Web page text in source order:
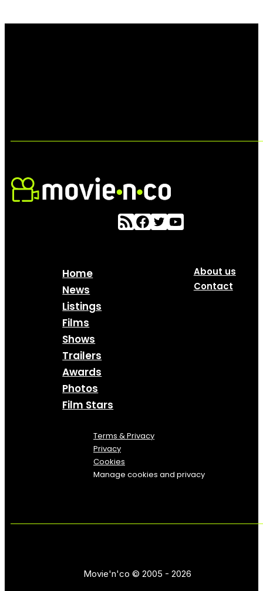
Home
News
Listings
Films
Shows
Trailers
Awards
Photos
Film Stars
About us
Contact
Terms & Privacy
Privacy
Cookies
Manage cookies and privacy
Movie'n'co © 2005 - 2026